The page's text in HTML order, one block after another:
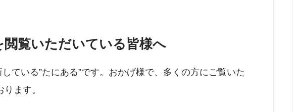
覧いただいている皆様へ
ている”たにある”です。おかげ様で、多くの方にご覧いた
ます。